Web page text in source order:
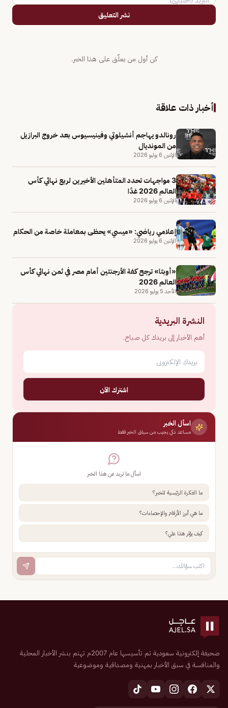
نشر التعليق
كن أول من يعلّق على هذا الخبر.
أخبار ذات علاقة
رونالدو يهاجم أنشيلوتي وفينيسيوس بعد خروج البرازيل
من المونديال
الإثنين 6 يوليو 2026
3 مواجهات تحدد المتأهلين الأخيرين لربع نهائي كأس
العالم 2026 غدًا
الإثنين 6 يوليو 2026
إعلامي رياضي: «ميسي» يحظى بمعاملة خاصة من الحكام
الإثنين 6 يوليو 2026
«أوبتا» ترجح كفة الأرجنتين أمام مصر في ثمن نهائي كأس
العالم 2026
الأحد 5 يوليو 2026
النشرة البريدية
أهم الأخبار إلى بريدك كل صباح.
اشترك الآن
اسأل الخبر
مساعد ذكي يجيب من سياق الخبر فقط
اسأل ما تريد عن هذا الخبر
ما الفكرة الرئيسية للخبر؟
ما هي أبرز الأرقام والإحصاءات؟
كيف يؤثر هذا علي؟
صحيفة إلكترونية سعودية تم تأسيسها عام 2007م تهتم بنشر الأخبار المحلية
والمنافسة في سبق الأخبار بمهنية ومصداقية وموضوعية